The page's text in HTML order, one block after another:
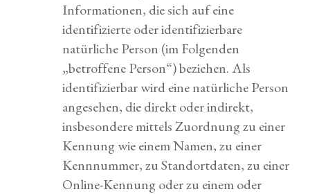
Informationen, die sich auf eine
identifizierte oder identifizierbare
natürliche Person (im Folgenden
„betroffene Person“) beziehen. Als
identifizierbar wird eine natürliche Person
angesehen, die direkt oder indirekt,
insbesondere mittels Zuordnung zu einer
Kennung wie einem Namen, zu einer
Kennnummer, zu Standortdaten, zu einer
Online-Kennung oder zu einem oder